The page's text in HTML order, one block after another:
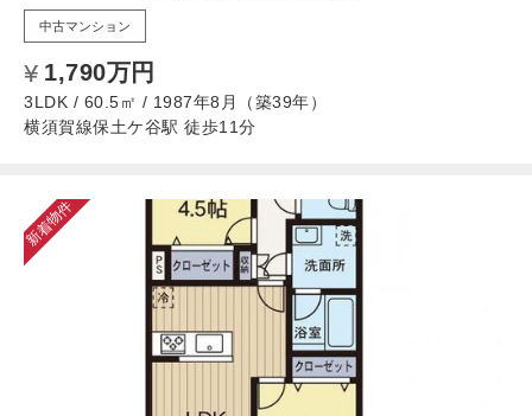
中古マンション
1,790万円
3LDK / 60.5㎡ / 1987年8月（築39年）
横須賀線保土ケ谷駅 徒歩11分
新着物件